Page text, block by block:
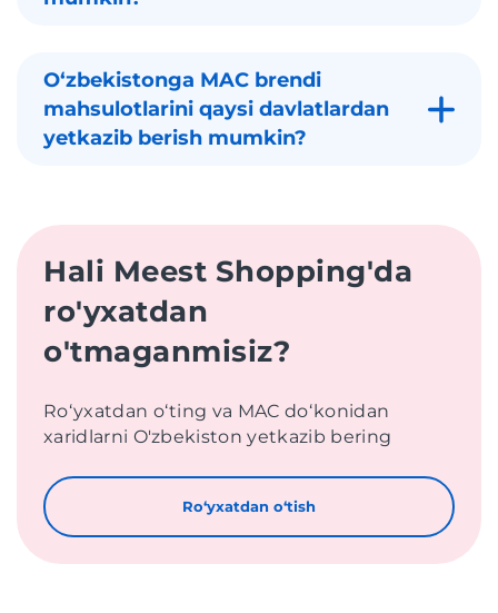
Oʻzbekistonga MAC brendi
mahsulotlarini qaysi davlatlardan
yetkazib berish mumkin?
Hali Meest Shopping'da
ro'yxatdan
o'tmaganmisiz?
Roʻyxatdan oʻting va MAC doʻkonidan
xaridlarni O'zbekiston yetkazib bering
Roʻyxatdan oʻtish